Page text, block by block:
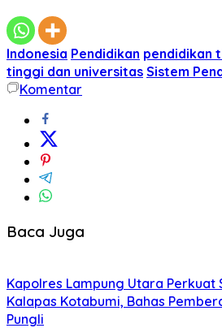
Indonesia Pendidikan pendidikan
tinggi dan universitas Sistem
Komentar
Baca Juga
Kapolres Lampung Utara Perkuat
Kalapas Kotabumi, Bahas
Pungli